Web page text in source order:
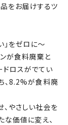
をお届けするツ
」をゼロに〜
が食料廃棄と
ドロスがでてい
、8.2%が食料廃
やさしい社会を
な価値に変え、